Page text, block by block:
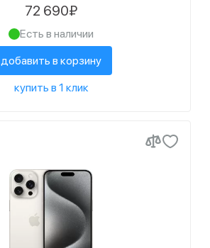
72 690₽
Есть в наличии
добавить в корзину
купить в 1 клик